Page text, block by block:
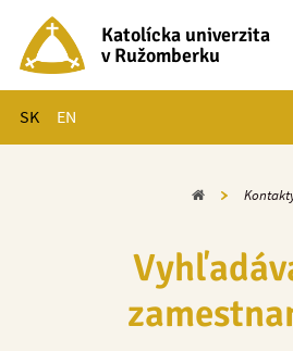
Katolícka univerzita
v Ružomberku
SK EN
Hlavné menu
Domov